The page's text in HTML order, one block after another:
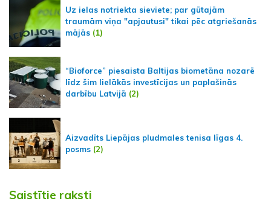
Uz ielas notriekta sieviete; par gūtajām
traumām viņa "apjautusi" tikai pēc atgriešanās
mājās (1)
“Bioforce” piesaista Baltijas biometāna nozarē
līdz šim lielākās investīcijas un paplašinās
darbību Latvijā (2)
Aizvadīts Liepājas pludmales tenisa līgas 4.
posms (2)
Saistītie raksti